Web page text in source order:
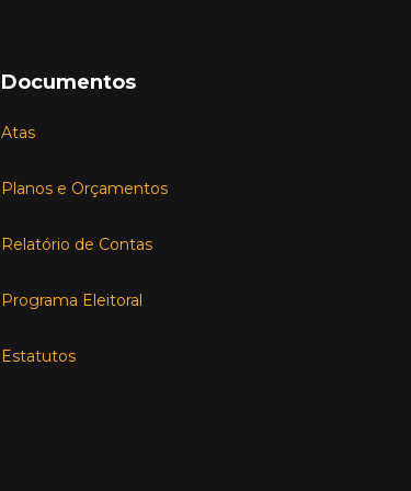
Documentos
Atas
Planos e Orçamentos
Relatório de Contas
Programa Eleitoral
Estatutos